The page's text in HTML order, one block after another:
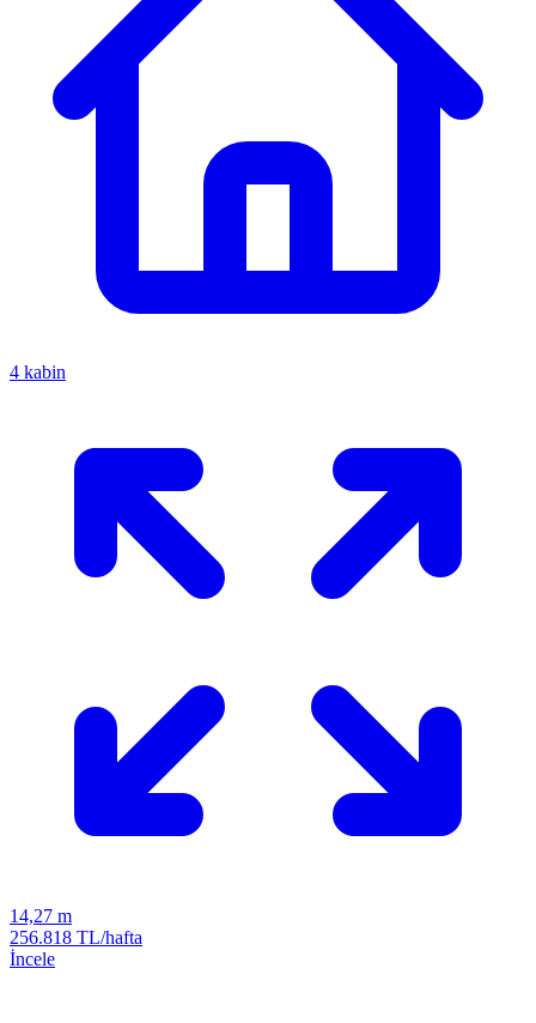
4 kabin
14,27 m
256.818 TL/hafta
İncele